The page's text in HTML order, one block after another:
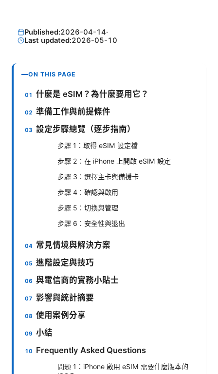
Published:2026-04-14·
Last updated:2026-05-10
ON THIS PAGE
什麼是 eSIM？為什麼要用它？
準備工作與前提條件
設定步驟總覽（逐步指南）
步驟 1：取得 eSIM 設定檔
步驟 2：在 iPhone 上開啟 eSIM 設定
步驟 3：選擇主卡與備援卡
步驟 4：確認與啟用
步驟 5：切換與管理
步驟 6：安全性與退出
常見情境與解決方案
進階設定與技巧
與電信商的實務小貼士
影響與統計摘要
使用案例分享
小結
Frequently Asked Questions
問題 1：iPhone 啟用 eSIM 需要什麼版本的